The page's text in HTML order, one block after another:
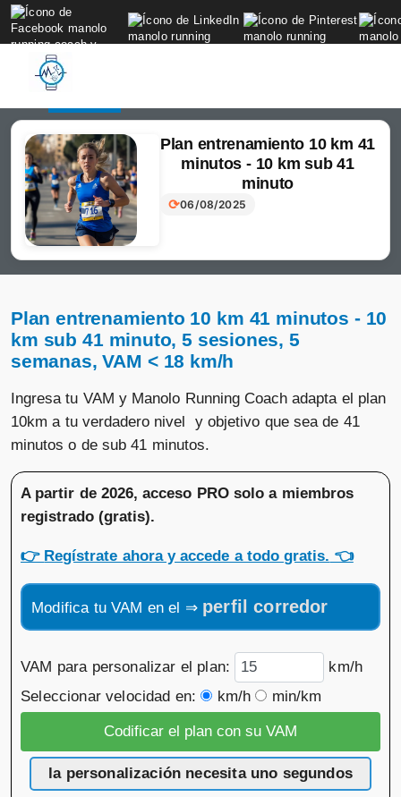
to
content
Plan entrenamiento 10 km 41
minutos - 10 km sub 41
minuto
⟳06/08/2025
Plan entrenamiento 10 km 41 minutos - 10
km sub 41 minuto, 5 sesiones, 5
semanas, VAM < 18 km/h
Ingresa tu VAM y Manolo Running Coach adapta el plan
10km a tu verdadero nivel y objetivo que sea de 41
minutos o de sub 41 minutos.
A partir de 2026, acceso PRO solo a miembros
registrado (gratis).
👉 Regístrate ahora y accede a todo gratis. 👈
Modifica tu VAM en el ⇒ perfil corredor
VAM para personalizar el plan:
km/h
Seleccionar velocidad en:
km/h min/km
la personalización necesita uno segundos